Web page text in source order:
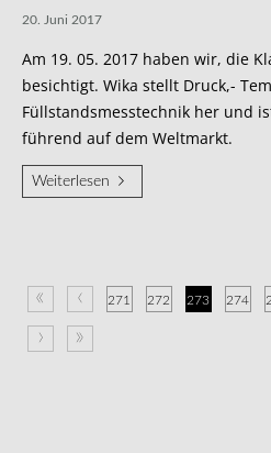
20. Juni 2017
Am 19. 05. 2017 haben wir, die
besichtigt. Wika stellt Druck,-
Füllstandsmesstechnik her und
führend auf dem Weltmarkt.
Weiterlesen
« ‹ 271 272 273 274
› »